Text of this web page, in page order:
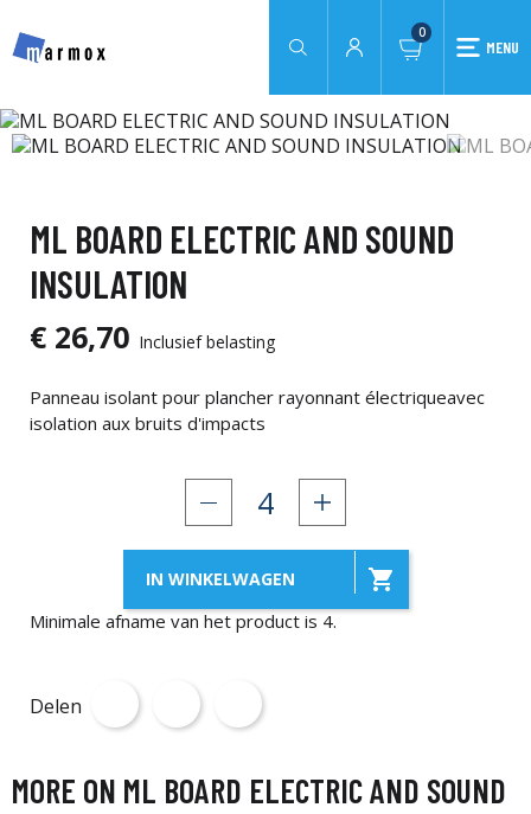
MENU
0
ML BOARD ELECTRIC AND SOUND
INSULATION
€ 26,70 Inclusief belasting
Panneau isolant pour plancher rayonnant électriqueavec
isolation aux bruits d'impacts
IN WINKELWAGEN 
Minimale afname van het product is 4.
Delen
MORE ON ML BOARD ELECTRIC AND SOUND